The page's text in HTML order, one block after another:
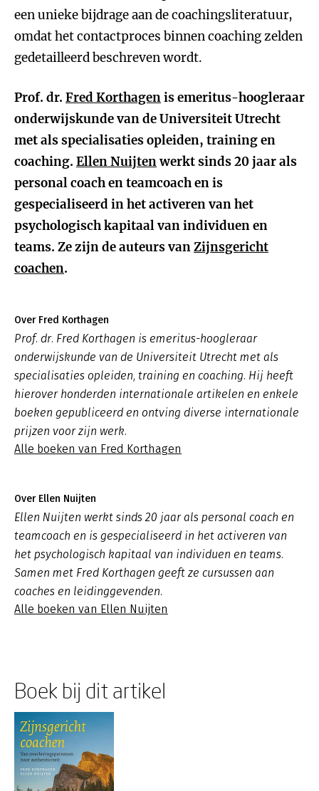
een unieke bijdrage aan de coachingsliteratuur,
omdat het contactproces binnen coaching zelden
gedetailleerd beschreven wordt.
Prof. dr. Fred Korthagenis emeritus-hoogleraar
onderwijskunde van de Universiteit Utrecht
met als specialisaties opleiden, training en
coaching. Ellen Nuijtenwerkt sinds 20 jaar als
personal coach en teamcoach en is
gespecialiseerd in het activeren van het
psychologisch kapitaal van individuen en
teams. Ze zijn de auteurs vanZijnsgericht
coachen.
Over Fred Korthagen
Prof. dr. Fred Korthagen is emeritus-hoogleraar
onderwijskunde van de Universiteit Utrecht met als
specialisaties opleiden, training en coaching. Hij heeft
hierover honderden internationale artikelen en enkele
boeken gepubliceerd en ontving diverse internationale
prijzen voor zijn werk.
Alle boeken van Fred Korthagen
Over Ellen Nuijten
Ellen Nuijten werkt sinds 20 jaar als personal coach en
teamcoach en is gespecialiseerd in het activeren van
het psychologisch kapitaal van individuen en teams.
Samen met Fred Korthagen geeft ze cursussen aan
coaches en leidinggevenden.
Alle boeken van Ellen Nuijten
Boek bij dit artikel